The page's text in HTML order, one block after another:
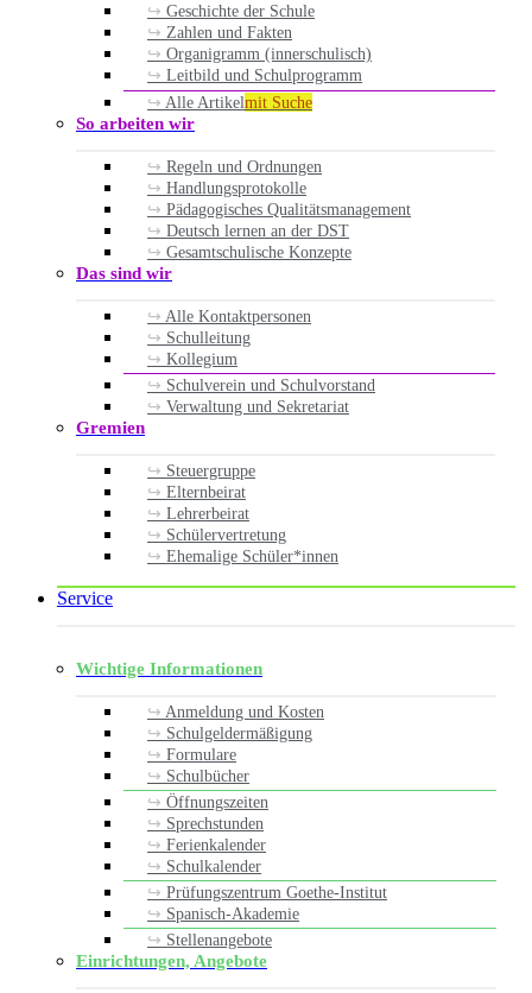
Geschichte der Schule
Zahlen und Fakten
Organigramm (innerschulisch)
Leitbild und Schulprogramm
Alle Artikelmit Suche
So arbeiten wir
Regeln und Ordnungen
Handlungsprotokolle
Pädagogisches Qualitätsmanagement
Deutsch lernen an der DST
Gesamtschulische Konzepte
Das sind wir
Alle Kontaktpersonen
Schulleitung
Kollegium
Schulverein und Schulvorstand
Verwaltung und Sekretariat
Gremien
Steuergruppe
Elternbeirat
Lehrerbeirat
Schülervertretung
Ehemalige Schüler*innen
Service
Wichtige Informationen
Anmeldung und Kosten
Schulgeldermäßigung
Formulare
Schulbücher
Öffnungszeiten
Sprechstunden
Ferienkalender
Schulkalender
Prüfungszentrum Goethe-Institut
Spanisch-Akademie
Stellenangebote
Einrichtungen, Angebote